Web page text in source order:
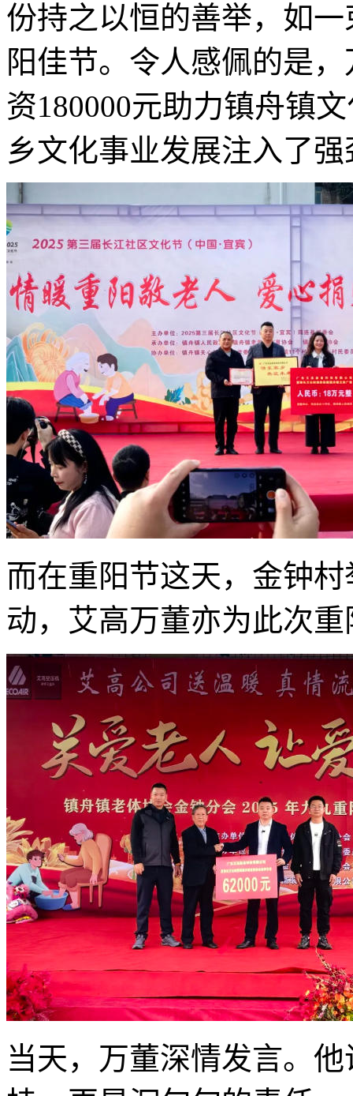
份持之以恒的善举，如
阳佳节。令人感佩的是
资180000元助力镇舟镇
乡文化事业发展注入了
而在重阳节这天，金钟
动，艾高万董亦为此次
当天，万董深情发言。